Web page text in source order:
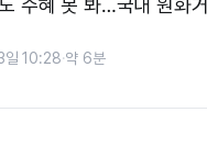
수혜 못 봐…국내 원화
일 10:28·약 6분